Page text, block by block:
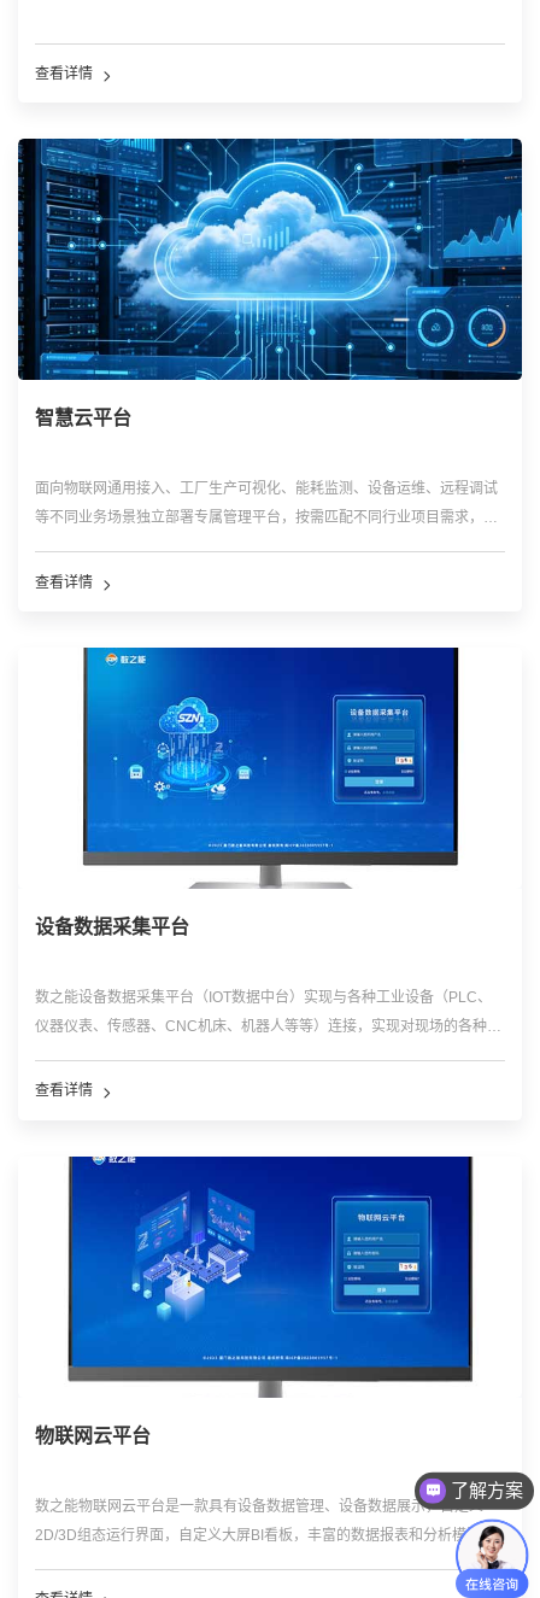
查看详情
智慧云平台
面向物联网通用接入、工厂生产可视化、能耗监测、设备运维、远程调试
等不同业务场景独立部署专属管理平台，按需匹配不同行业项目需求，形
查看详情
设备数据采集平台
数之能设备数据采集平台（IOT数据中台）实现与各种工业设备（PLC、
仪器仪表、传感器、CNC机床、机器人等等）连接，实现对现场的各种工
台，为各种工业物联网平台、工业互联网平台和工业软件提供开放的数据
洗，过滤，处理和存储及共享。
查看详情
物联网云平台
数之能物联网云平台是一款具有设备数据管理、设备数据展示，自定义
2D/3D组态运行界面，自定义大屏BI看板，丰富的数据报表和分析模型，
设备的远程监控、故障报警预警、运维巡检管理等功能的低代码平台，可
适配性和扩展性强，满足企业不同需求，帮助企业搭建不同的可视化管理
广泛应用于环保监测管理、水利监测管理、农牧业管理、供水供电管理、
供热供冷管理、智慧城市、应急管理等领域。
了解方案